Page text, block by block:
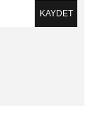
KAYDET